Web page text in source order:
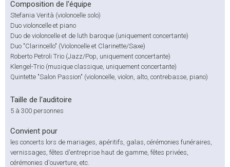
Composition de l'équipe
Stefania Verità (violoncelle solo)
Duo violoncelle et piano
Duo de violoncelle et de luth baroque (uniquement concertante)
Duo "Clarincello" (Violoncelle et Clarinette/Saxe)
Roberto Petroli Trio (Jazz/Pop, uniquement concertante)
Klengel-Trio (musique classique, uniquement concertante)
Quintette "Salon Passion" (violoncelle, violon, alto, contrebasse, piano)
Taille de l'auditoire
5 à 300 personnes
Convient pour
les concerts lors de mariages, apéritifs, galas, cérémonies funéraires,
vernissages, fêtes d'entreprise haut de gamme, fêtes privées,
cérémonies d'ouverture, etc.